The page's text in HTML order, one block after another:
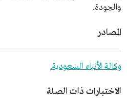
والجودة.
المصادر
وكالة الأنباء السعودية.
الاختبارات ذات الصلة